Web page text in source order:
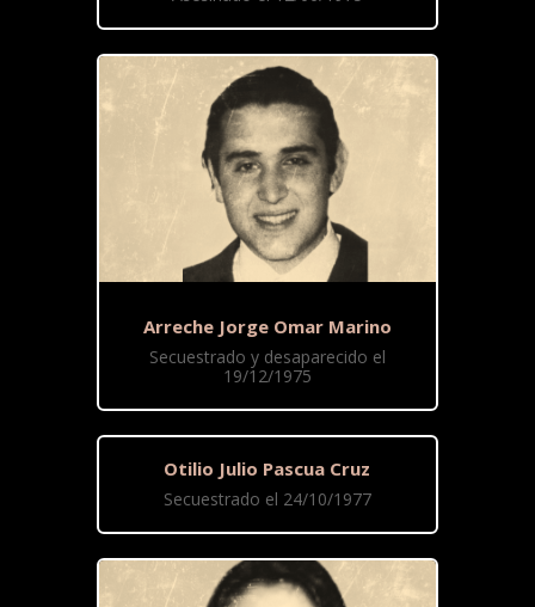
Arreche Jorge Omar Marino
Secuestrado y desaparecido el
19/12/1975
Otilio Julio Pascua Cruz
Secuestrado el 24/10/1977